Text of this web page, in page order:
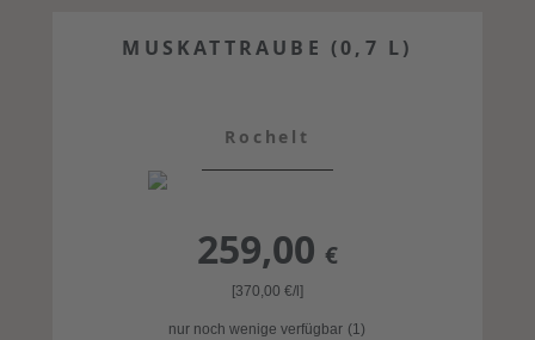
MUSKATTRAUBE (0,7 L)
Rochelt
259,00 €
[370,00 €/l]
nur noch wenige verfügbar (1)